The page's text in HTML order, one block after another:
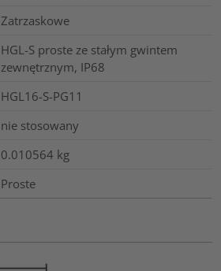
Zatrzaskowe
HGL-S proste ze stałym gwintem
zewnętrznym, IP68
HGL16-S-PG11
nie stosowany
0.010564 kg
Proste